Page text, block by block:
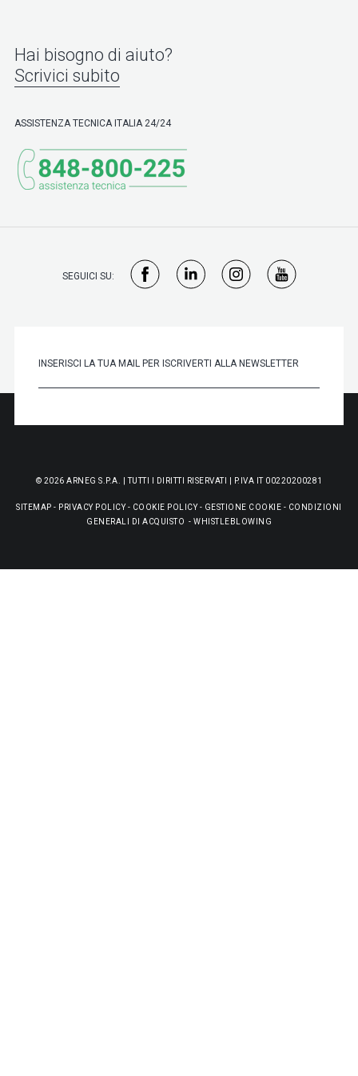
Hai bisogno di aiuto?
Scrivici subito
ASSISTENZA TECNICA ITALIA 24/24
SEGUICI SU:
© 2026 ARNEG S.P.A. | TUTTI I DIRITTI RISERVATI | P.IVA IT 00220200281
SITEMAP - PRIVACY POLICY- COOKIE POLICY- GESTIONE COOKIE - CONDIZIONI
GENERALI DI ACQUISTO - WHISTLEBLOWING